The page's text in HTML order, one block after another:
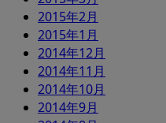
2015年2月
2015年1月
2014年12月
2014年11月
2014年10月
2014年9月